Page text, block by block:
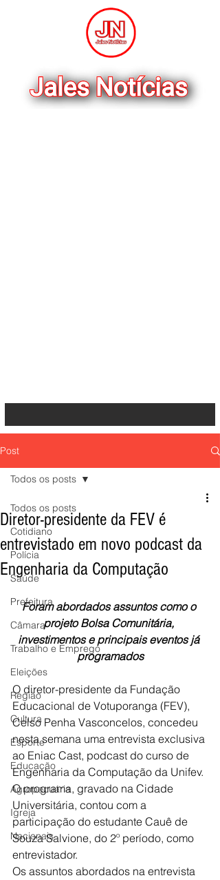
Post
Todos os posts
Cotidiano
Polícia
Saúde
Prefeitura
Câmara
Trabalho e Emprego
Eleições
Região
Cultura
Esporte
Educação
Agropecuária
Igreja
Nacionais
Todos os posts
Diretor-presidente da FEV é
entrevistado em novo podcast da
Engenharia da Computação
Foram abordados assuntos como o
projeto Bolsa Comunitária,
investimentos e principais eventos já
programados
O diretor-presidente da Fundação
Educacional de Votuporanga (FEV),
Celso Penha Vasconcelos, concedeu
nesta semana uma entrevista exclusiva
ao Eniac Cast, podcast do curso de
Engenharia da Computação da Unifev.
O programa, gravado na Cidade
Universitária, contou com a
participação do estudante Cauê de
Souza Salvione, do 2º período, como
entrevistador.
Os assuntos abordados na entrevista